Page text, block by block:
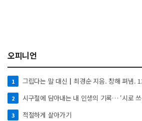
오피니언
1 그립다는 말 대신┃최경순 지음. 창해 펴냄.
2 시구절에 담아내는 내 인생의 기록… ‘시로
3 적절하게 살아가기